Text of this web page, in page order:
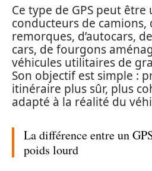
Ce type de GPS peut
conducteurs de camions,
remorques, d’autocars,
cars, de fourgons
véhicules utilitaires de
Son objectif est simple :
itinéraire plus sûr, plus
adapté à la réalité du
La différence entre un
poids lourd